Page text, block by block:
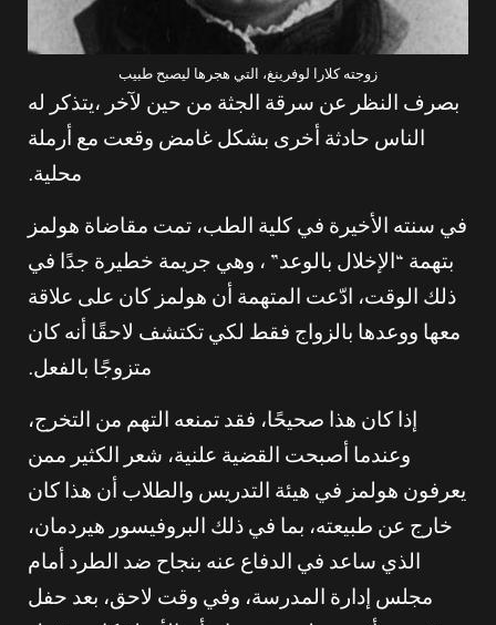
زوجته كلارا لوفرينغ، التي هجرها ليصبح طبيب
بصرف النظر عن سرقة الجثة من حين لآخر ،يتذكر له
الناس حادثة أخرى بشكل غامض وقعت مع أرملة
محلية.
في سنته الأخيرة في كلية الطب، تمت مقاضاة هولمز
بتهمة “الإخلال بالوعد” ، وهي جريمة خطيرة جدًا في
ذلك الوقت، ادّعت المتهمة أن هولمز كان على علاقة
معها ووعدها بالزواج فقط لكي تكتشف لاحقًا أنه كان
متزوجًا بالفعل.
إذا كان هذا صحيحًا، فقد تمنعه التهم من التخرج،
وعندما أصبحت القضية علنية، شعر الكثير ممن
يعرفون هولمز في هيئة التدريس والطلاب أن هذا كان
خارج عن طبيعته، بما في ذلك البروفيسور هيردمان،
الذي ساعد في الدفاع عنه بنجاح ضد الطرد أمام
مجلس إدارة المدرسة، وفي وقت لاحق، بعد حفل